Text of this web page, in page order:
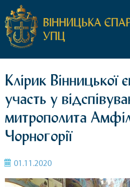
ВІННИЦЬКА
УПЦ
Клірик Вінницької
участь у
митрополита
Чорногорії
01.11.2020